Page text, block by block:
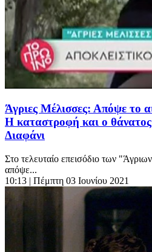
Άγριες Μέλισσες: Απόψε το
Η καταστροφή και ο θάνατος
Διαφάνι
Στο τελευταίο επεισόδιο των
απόψε...
10:13 | Πέμπτη 03 Ιουνίου 2021